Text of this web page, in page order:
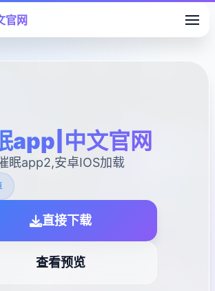
官网
app|中文官网
眠app2,安卓IOS加载
直接下载
查看预览